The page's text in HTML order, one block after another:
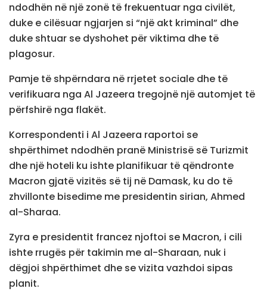
ndodhën në një zonë të frekuentuar nga civilët,
duke e cilësuar ngjarjen si “një akt kriminal” dhe
duke shtuar se dyshohet për viktima dhe të
plagosur.
Pamje të shpërndara në rrjetet sociale dhe të
verifikuara nga Al Jazeera tregojnë një automjet të
përfshirë nga flakët.
Korrespondenti i Al Jazeera raportoi se
shpërthimet ndodhën pranë Ministrisë së Turizmit
dhe një hoteli ku ishte planifikuar të qëndronte
Macron gjatë vizitës së tij në Damask, ku do të
zhvillonte bisedime me presidentin sirian, Ahmed
al-Sharaa.
Zyra e presidentit francez njoftoi se Macron, i cili
ishte rrugës për takimin me al-Sharaan, nuk i
dëgjoi shpërthimet dhe se vizita vazhdoi sipas
planit.